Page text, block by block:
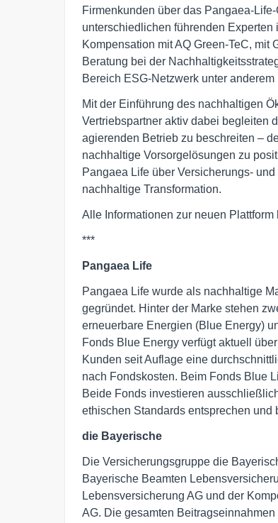
Firmenkunden über das Pangaea-
unterschiedlichen führenden
Kompensation mit AQ Green-TeC, mit
Beratung bei der
Bereich ESG-Netzwerk unter
Mit der Einführung des nachhaltigen
Vertriebspartner aktiv dabei begleiten
agierenden Betrieb zu beschreiten –
nachhaltige Vorsorgelösungen zu
Pangaea Life über Versicherungs-
nachhaltige Transformation.
Alle Informationen zur neuen Plattform
***
Pangaea Life
Pangaea Life wurde als nachhaltige
gegründet. Hinter der Marke stehen
erneuerbare Energien (Blue Energy)
Fonds Blue Energy verfügt aktuell
Kunden seit Auflage eine
nach Fondskosten. Beim Fonds Blue
Beide Fonds investieren
ethischen Standards entsprechen
die Bayerische
Die Versicherungsgruppe die
Bayerische Beamten
Lebensversicherung AG und der
AG. Die gesamten